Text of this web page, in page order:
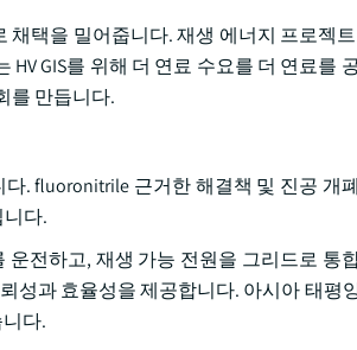
택을 밀어줍니다. 재생 에너지 프로젝
GIS를 위해 더 연료 수요를 더 연료를
를 만듭니다.
. fluoronitrile 근거한 해결책 및 진공 개
다.
운전하고, 재생 가능 전원을 그리드로 통
성과 효율성을 제공합니다. 아시아 태평
다.